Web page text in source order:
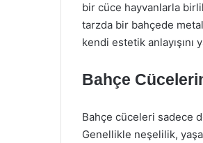
bir cüce hayvanlarla
tarzda bir bahçede
kendi estetik anlayışını
Bahçe
Bahçe cüceleri sadece
Genellikle neşelilik,